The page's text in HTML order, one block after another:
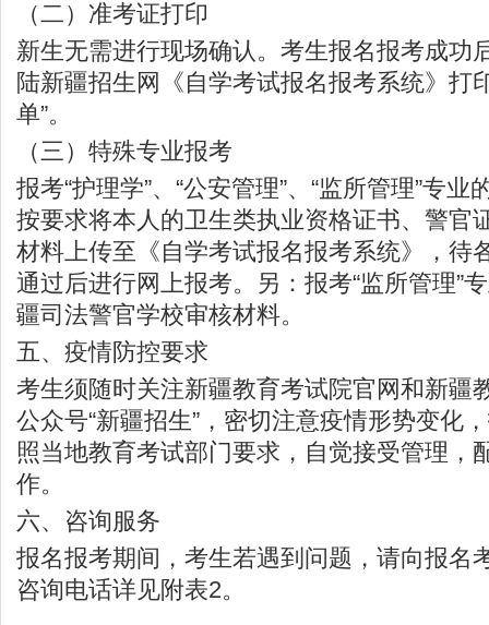
（二）准考证打印
新生无需进行现场确认。考生报名报考成功
陆新疆招生网《自学考试报名报考系统》打
单”。
（三）特殊专业报考
报考“护理学”、“公安管理”、“监所管理”专
按要求将本人的卫生类执业资格证书、警官
材料上传至《自学考试报名报考系统》，待
通过后进行网上报考。另：报考“监所管理”
疆司法警官学校审核材料。
五、疫情防控要求
考生须随时关注新疆教育考试院官网和新疆
公众号“新疆招生”，密切注意疫情形势变化
照当地教育考试部门要求，自觉接受管理，
作。
六、咨询服务
报名报考期间，考生若遇到问题，请向报名
咨询电话详见附表2。